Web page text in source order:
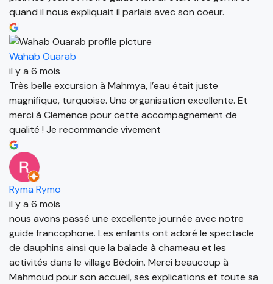
quand il nous expliquait il parlais avec son coeur.
Wahab Ouarab
il y a 6 mois
Très belle excursion à Mahmya, l’eau était juste
magnifique, turquoise. Une organisation excellente. Et
merci à Clemence pour cette accompagnement de
qualité ! Je recommande vivement
Ryma Rymo
il y a 6 mois
nous avons passé une excellente journée avec notre
guide francophone. Les enfants ont adoré le spectacle
de dauphins ainsi que la balade à chameau et les
activités dans le village Bédoin. Merci beaucoup à
Mahmoud pour son accueil, ses explications et toute sa